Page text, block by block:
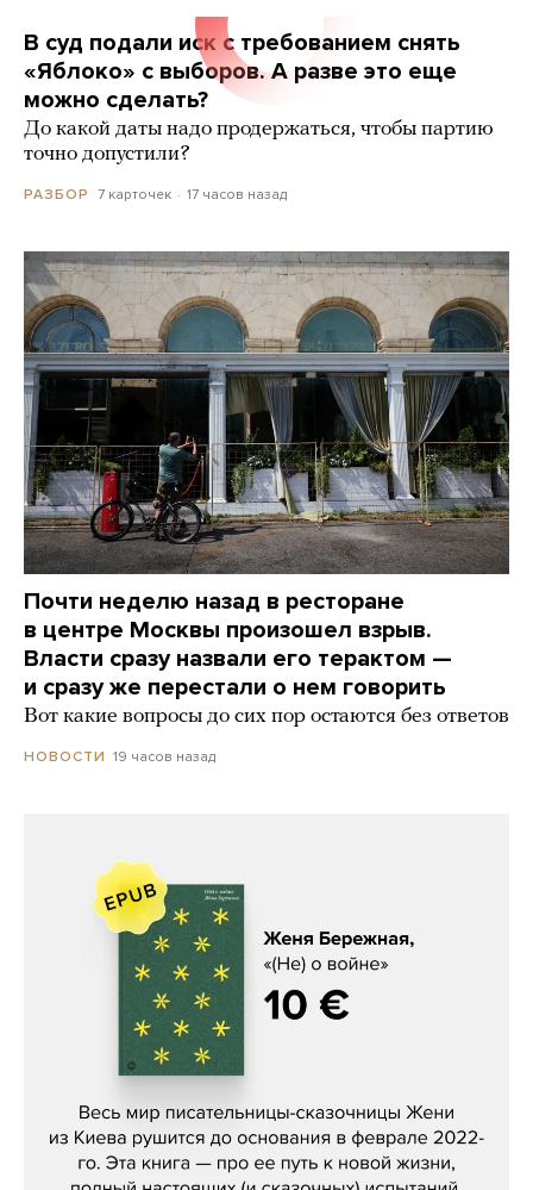
В суд подали иск с требованием снять
«Яблоко» с выборов. А разве это еще
можно сделать?
До какой даты надо продержаться, чтобы партию
точно допустили?
РАЗБОР 7 карточек 17 часов назад
Почти неделю назад в ресторане
в центре Москвы произошел взрыв.
Власти сразу назвали его терактом —
и сразу же перестали о нем говорить
Вот какие вопросы до сих пор остаются без ответов
НОВОСТИ 19 часов назад
Женя Бережная, «(Не) о войне»